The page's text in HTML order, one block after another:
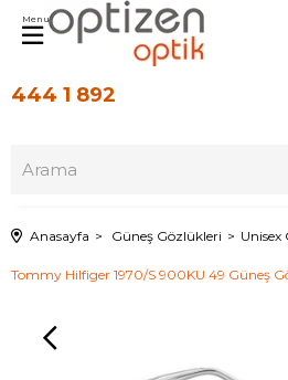
444 1 892
Menu
Anasayfa Güneş Gözlükleri Unisex
Tommy Hilfiger 1970/S 900KU 49 Güneş